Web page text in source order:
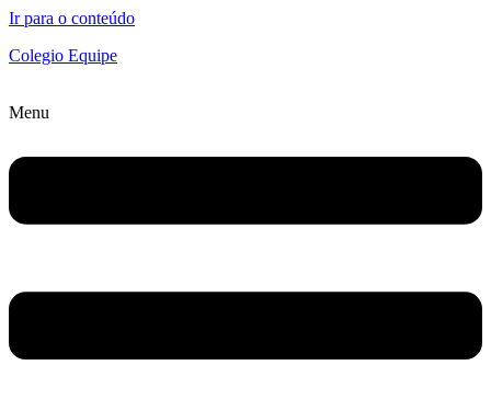
Ir para o conteúdo
Colegio Equipe
Menu